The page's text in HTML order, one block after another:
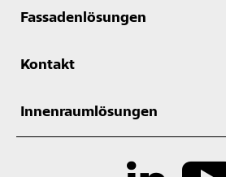
Fassadenlösungen
Kontakt
Innenraumlösungen